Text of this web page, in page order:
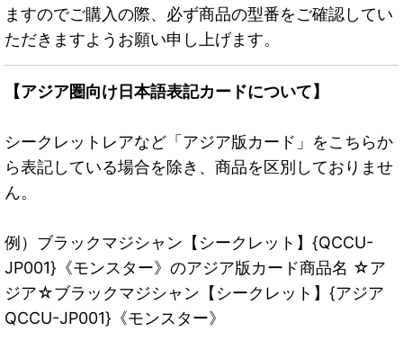
ますのでご購入の際、必ず商品の型番をご確認してい
ただきますようお願い申し上げます。
【アジア圏向け日本語表記カードについて】
シークレットレアなど「アジア版カード」をこちらか
ら表記している場合を除き、商品を区別しておりませ
ん。
例）ブラックマジシャン【シークレット】{QCCU-
JP001}《モンスター》のアジア版カード商品名 ☆ア
ジア☆ブラックマジシャン【シークレット】{アジア
QCCU-JP001}《モンスター》